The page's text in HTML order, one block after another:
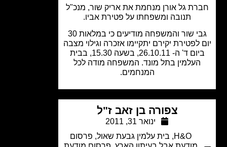
גל אורן מנחמת את אריק שור, מנכ"ל
תנובה ומשפחתו על פטירת אביו.
גבי שור והמשפחה מודיעים כי במלאות 30
לפטירת יקירם יתקיימו אזכרה וגילוי מצבה
ביום ד' ה- 26.10.11, בשעה 15.30, בבית
העלמין בתל מונד. המשפחה מודה לכל
המנחמים.
צפורה בן זאב ז"ל
ינואר 31, 2011
בית עלמין גבעת שאול,פרסום